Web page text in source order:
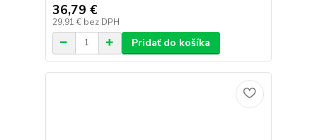
36,79 €
29,91 € bez DPH
Pridať do košíka